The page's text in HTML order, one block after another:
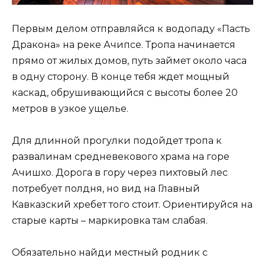
Первым делом отправляйся к водопаду «Пасть
Дракона» на реке Ачипсе. Тропа начинается
прямо от жилых домов, путь займет около часа
в одну сторону. В конце тебя ждет мощный
каскад, обрушивающийся с высоты более 20
метров в узкое ущелье.
Для длинной прогулки подойдет тропа к
развалинам средневекового храма на горе
Ачишхо. Дорога в гору через пихтовый лес
потребует полдня, но вид на Главный
Кавказский хребет того стоит. Ориентируйся на
старые карты – маркировка там слабая.
Обязательно найди местный родник с